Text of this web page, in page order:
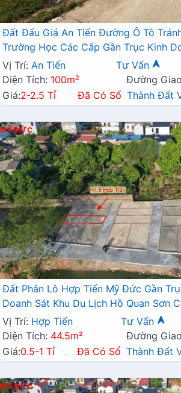
Đất Đấu Giá An Tiến Đường Ô Tô
Trường Học Các Cấp Gần Trục Kinh
Vị Trí: An Tiến Tư Vấn
Diện Tích: 100m²
Đường
Giá:2-2.5 Tỉ Đã Có Sổ Thành Đất
MỸ ĐỨC
Đất Phân Lô Hợp Tiến Mỹ Đức Gần
Doanh Sát Khu Du Lịch Hồ Quan Sơn
Vị Trí: Hợp Tiến Tư Vấn
Diện Tích: 44.5m²
Đường
Giá:0.5-1 Tỉ Đã Có Sổ Thành Đất
MỸ ĐỨC